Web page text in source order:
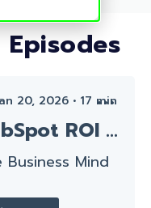
Episodes
20, 2026 • 17 min
HubSpot ROI Report 2025 l The Business Mind Ep.79
Business Mind